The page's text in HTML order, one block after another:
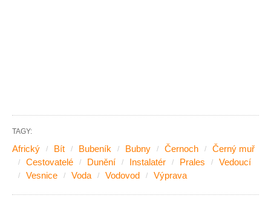
TAGY:
Africký Bít Bubeník Bubny Černoch
Černý muř
Cestovatelé
Dunění Instalatér Prales
Vedoucí
Vesnice
Voda Vodovod Výprava